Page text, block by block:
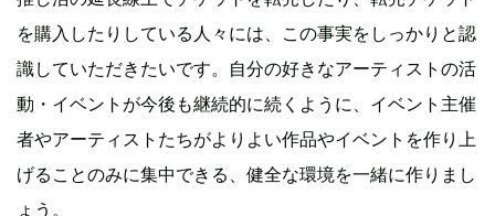
を購入したりしている人々には、この事実をしっかりと認
識していただきたいです。自分の好きなアーティストの活
動・イベントが今後も継続的に続くように、イベント主催
者やアーティストたちがよりよい作品やイベントを作り上
げることのみに集中できる、健全な環境を一緒に作りまし
ょう。